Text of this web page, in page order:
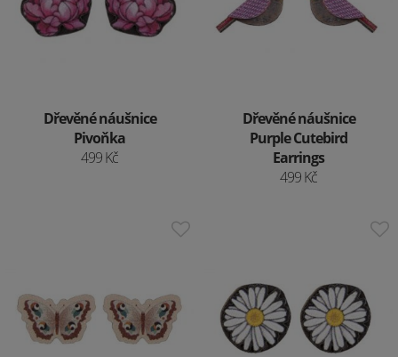
Dřevěné náušnice
Pivoňka
499 Kč
Dřevěné náušnice
Purple Cutebird
Earrings
499 Kč